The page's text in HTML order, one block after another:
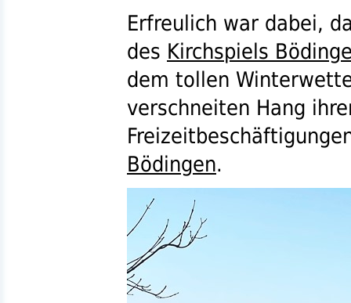
Erfreulich war dabei,
des Kirchspiels
dem tollen
verschneiten Hang
Bödingen.